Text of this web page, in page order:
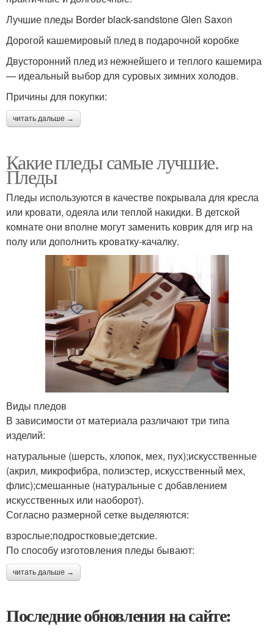
Лучшие пледы Border black-sandstone Glen Saxon
Дорогой кашемировый плед в подарочной коробке
Двусторонний плед из нежнейшего и теплого кашемира
— идеальный выбор для суровых зимних холодов.
Причины для покупки:
читать дальше →
Какие пледы самые лучшие.
Пледы
Пледы используются в качестве покрывала для кресла
или кровати, одеяла или теплой накидки. В детской
комнате они вполне могут заменить коврик для игр на
полу или дополнить кроватку-качалку.
Виды пледов
В зависимости от материала различают три типа
изделий:
натуральные (шерсть, хлопок, мех, пух);искусственные
(акрил, микрофибра, полиэстер, искусственный мех,
флис);смешанные (натуральные с добавлением
искусственных или наоборот).
Согласно размерной сетке выделяются:
взрослые;подростковые;детские.
По способу изготовления пледы бывают:
читать дальше →
Последние обновления на сайте: